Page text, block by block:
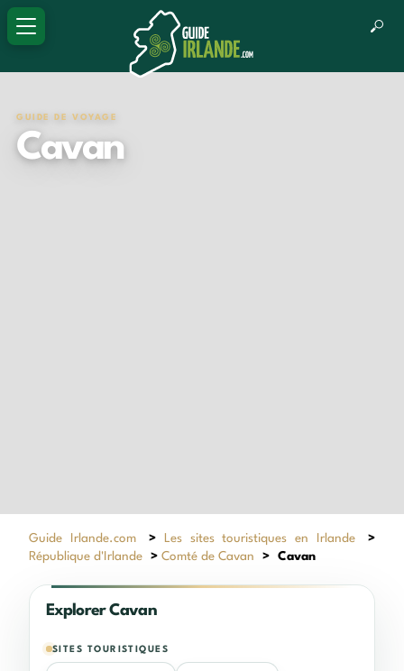
GUIDE DE VOYAGE
Cavan
Guide Irlande.com > Les sites touristiques en Irlande
>
République d'Irlande
> Comté de Cavan > Cavan
Explorer Cavan
SITES TOURISTIQUES